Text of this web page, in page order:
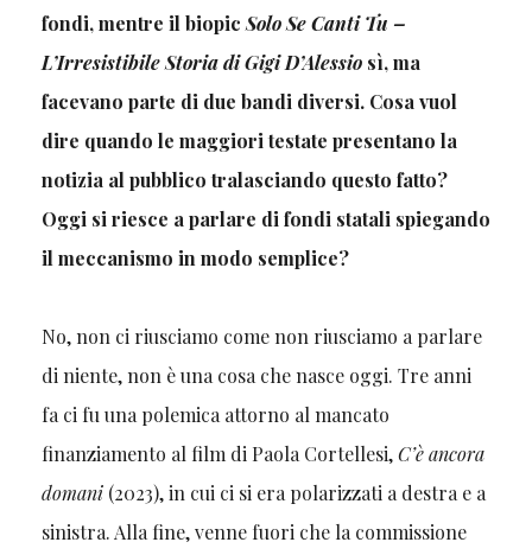
fondi, mentre il biopic Solo Se Canti Tu –
L’Irresistibile Storia di Gigi D’Alessiosì, ma
facevano parte di due bandi diversi. Cosa vuol
dire quando le maggiori testate presentano la
notizia al pubblico tralasciando questo fatto?
Oggi si riesce a parlare di fondi statali spiegando
il meccanismo in modo semplice?
No, non ci riusciamo come non riusciamo a parlare
di niente, non è una cosa che nasce oggi. Tre anni
fa ci fu una polemica attorno al mancato
finanziamento al film di Paola Cortellesi,C’è ancora
domani(2023), in cui ci si era polarizzati a destra e a
sinistra. Alla fine, venne fuori che la commissione